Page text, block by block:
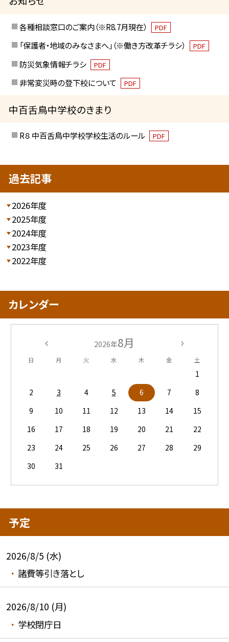
各種相談窓口のご案内（※R8.7月現在） PDF
「保護者・地域のみなさまへ」（※働き方改革チラシ） PDF
防災気象情報チラシ PDF
非常変災時の登下校について PDF
中百舌鳥中学校のきまり
R８ 中百舌鳥中学校学校生活のルール PDF
過去記事
2026年度
2025年度
2024年度
2023年度
2022年度
カレンダー
2026年8月
日 月 火 水 木 金 土
1
2
3 4 5 6 7
8
9
10 11 12 13 14
15
16
17 18 19 20 21
22
23
24 25 26 27 28
29
30
31
予定
2026/8/5 (水)
諸費等引き落とし
2026/8/10 (月)
学校閉庁日